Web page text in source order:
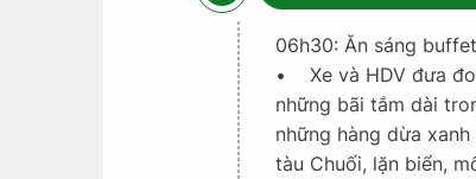
06h30: Ăn sáng
• Xe và HDV đưa
những bãi tắm dài
những hàng dừa
tàu Chuối, lặn biển,